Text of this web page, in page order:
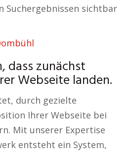
Suchergebnissen sichtbar
dass zunächst
Webseite landen.
durch gezielte
Ihrer Webseite bei
Mit unserer Expertise
entsteht ein System,